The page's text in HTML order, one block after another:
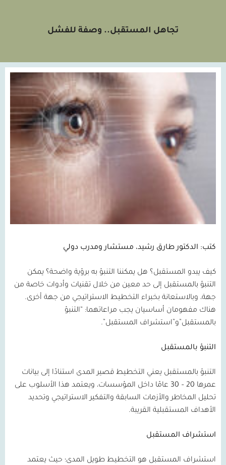
تجاهل المستقبل.. وصفة للفشل
كتب: الدكتور طارق رشيد، مستشار ومدرب دولي
كيف يبدو المستقبل؟ هل يمكننا التنبؤ به برؤية واضحة؟ يمكن
التنبؤ بالمستقبل إلى حد معين من خلال تقنيات وأدوات خاصة من
جهة، وبالاستعانة بخبراء التخطيط الاستراتيجي من جهة أخرى.
هناك مفهومان أساسيان يجب مراعاتهما: “التنبؤ
بالمستقبل”و”استشراف المستقبل”.
التنبؤ بالمستقبل
التنبؤ بالمستقبل يعني التخطيط قصير المدى استنادًا إلى بيانات
عمرها 20 – 30
عامًا داخل المؤسسات، ويعتمد هذا الأسلوب على
تحليل المخاطر والأزمات السابقة والتفكير الاستراتيجي وتحديد
الأهداف المستقبلية القريبة.
استشراف المستقبل
استشراف المستقبل هو التخطيط طويل المدى؛ حيث يعتمد